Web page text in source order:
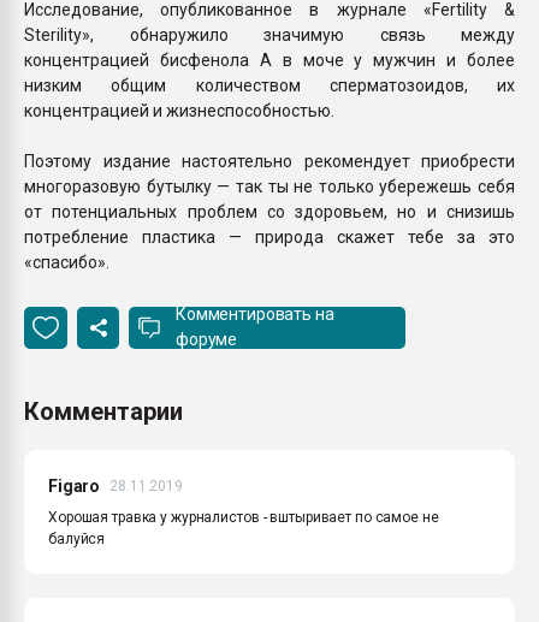
Исследование, опубликованное в журнале «Fertility &
Sterility», обнаружило значимую связь между
концентрацией бисфенола А в моче у мужчин и более
низким общим количеством сперматозоидов, их
концентрацией и жизнеспособностью.
Поэтому издание настоятельно рекомендует приобрести
многоразовую бутылку — так ты не только убережешь себя
от потенциальных проблем со здоровьем, но и снизишь
потребление пластика — природа скажет тебе за это
«спасибо».
Комментировать на
форуме
Комментарии
Figaro
28.11.2019
Хорошая травка у журналистов - вштыривает по самое не
балуйся